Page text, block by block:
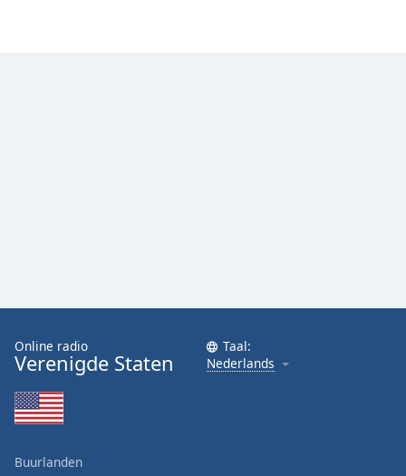
Online radio
Verenigde Staten
Taal:
Nederlands
Buurlanden